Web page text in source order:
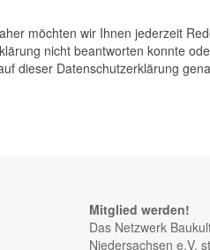
möchten wir Ihnen jederzeit
nicht beantworten konnte
dieser Datenschutzerklärung
Mitglied werden!
Das Netzwerk
Niedersachsen e.V.